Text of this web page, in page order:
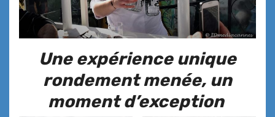
Une expérience unique
rondement menée, un
moment d’exception